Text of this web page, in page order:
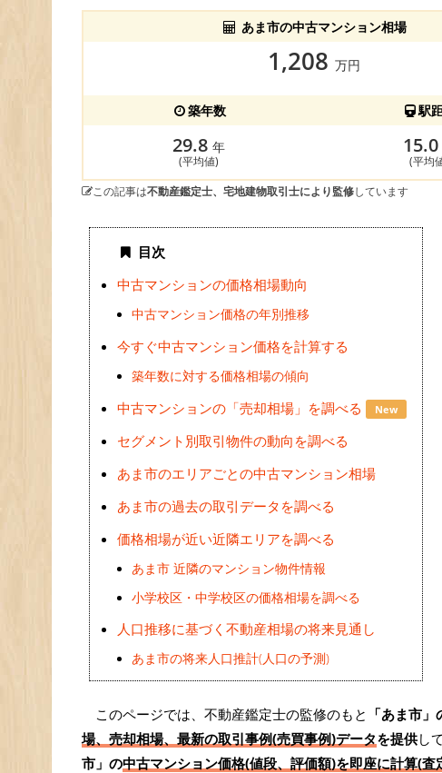
あま市の中古マンション相場
1,208 万円
築年数 駅
29.8 年
(平均値)
15.0
(平均
この記事は不動産鑑定士、宅地建物取引士により監修しています
目次
中古マンションの価格相場動向
中古マンション価格の年別推移
今すぐ中古マンション価格を計算する
築年数に対する価格相場の傾向
中古マンションの「売却相場」を調べる New
セグメント別取引物件の動向を調べる
あま市のエリアごとの中古マンション相場
あま市の過去の取引データを調べる
価格相場が近い近隣エリアを調べる
あま市 近隣のマンション物件情報
小学校区・中学校区の価格相場を調べる
人口推移に基づく不動産相場の将来見通し
あま市の将来人口推計(人口の予測)
このページでは、不動産鑑定士の監修のもと 「あま市
場、売却相場、最新の取引事例(売買事例)データを提供し
市」の中古マンション価格(値段、評価額)を即座に計算(査